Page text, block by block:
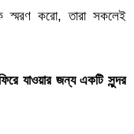
করো, তারা সকলেই
যাওয়ার জন্য একটি সুন্দর